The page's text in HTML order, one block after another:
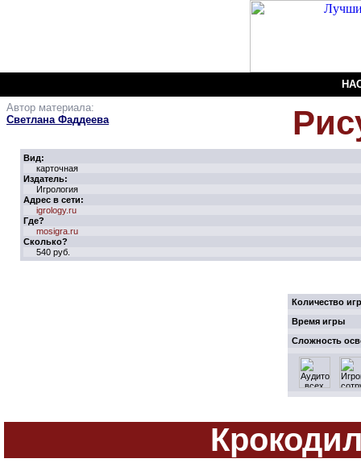
Автор материала:
Светлана Фаддеева
Вид:
карточная
Издатель:
Игрология
Адрес в сети:
igrology.ru
Где?
mosigra.ru
Сколько?
540 руб.
Количество
Время игры
Сложность